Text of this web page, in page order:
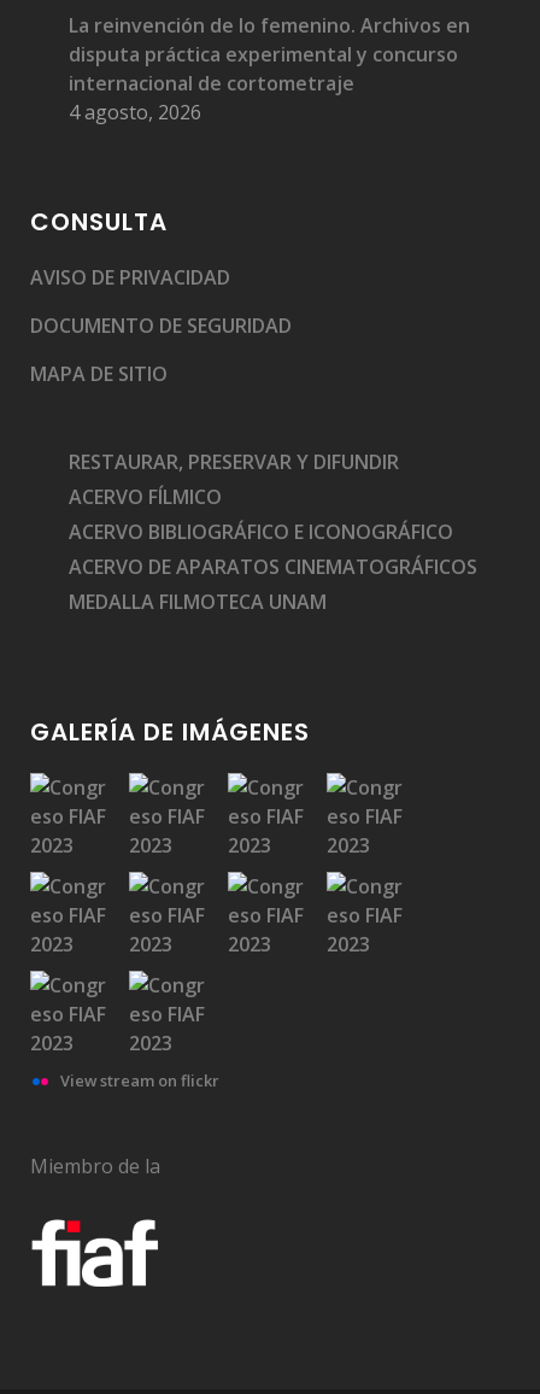
La reinvención de lo femenino. Archivos en
disputa práctica experimental y concurso
internacional de cortometraje
4 agosto, 2026
CONSULTA
AVISO DE PRIVACIDAD
DOCUMENTO DE SEGURIDAD
MAPA DE SITIO
RESTAURAR, PRESERVAR Y DIFUNDIR
ACERVO FÍLMICO
ACERVO BIBLIOGRÁFICO E ICONOGRÁFICO
ACERVO DE APARATOS CINEMATOGRÁFICOS
MEDALLA FILMOTECA UNAM
GALERÍA DE IMÁGENES
View stream on flickr
Miembro de la